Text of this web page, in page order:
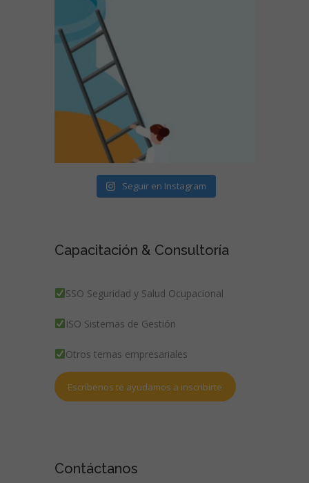
Seguir en Instagram
Capacitación & Consultoría
SSO Seguridad y Salud Ocupacional
ISO Sistemas de Gestión
Otros temas empresariales
Escríbenos te ayudamos a inscribirte
Contáctanos